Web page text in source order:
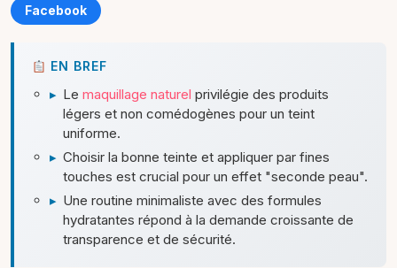
Facebook
EN BREF
▸ Le maquillage naturel privilégie des produits
légers et non comédogènes pour un teint
uniforme.
▸ Choisir la bonne teinte et appliquer par fines
touches est crucial pour un effet "seconde peau".
▸ Une routine minimaliste avec des formules
hydratantes répond à la demande croissante de
transparence et de sécurité.